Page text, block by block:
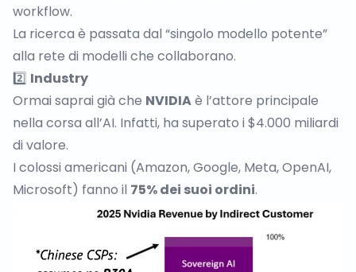
workflow.
La ricerca è passata dal “singolo modello potente”
alla rete di modelli che collaborano.
2️⃣ Industry
Ormai saprai già che NVIDIAè l’attore principale
nella corsa all’AI. Infatti, ha superato i $4.000 miliardi
di valore.
I colossi americani (Amazon, Google, Meta, OpenAI,
Microsoft) fanno il 75% dei suoi ordini.